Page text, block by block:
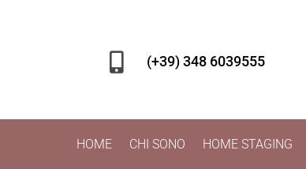
 (+39) 348 6039555
HOME CHI SONO HOME STAGING